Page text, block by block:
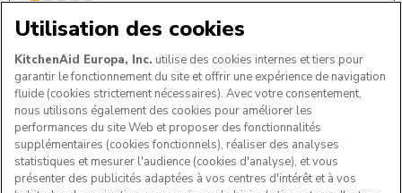
Utilisation des cookies
KitchenAid Europa, Inc. utilise des cookies internes et tiers pour
garantir le fonctionnement du site et offrir une expérience de navigation
fluide (cookies strictement nécessaires). Avec votre consentement,
nous utilisons également des cookies pour améliorer les
performances du site Web et proposer des fonctionnalités
supplémentaires (cookies fonctionnels), réaliser des analyses
statistiques et mesurer l'audience (cookies d'analyse), et vous
présenter des publicités adaptées à vos centres d'intérêt et à vos